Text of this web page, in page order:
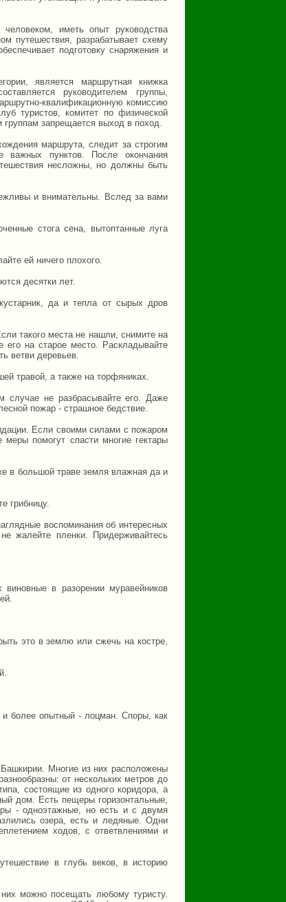
иметь опыт руководства
путешествия, разрабатывает схему
подготовку снаряжения и
является маршрутная книжка
руководителем группы,
квалификационную комиссию
туристов, комитет по физической
группам запрещается выход в поход.
маршрута, следит за строгим
важных пунктов. После окончания
несложны, но должны быть
и внимательны. Вслед за вами
стога сена, вытоптанные луга
ей ничего плохого.
десятки лет.
да и тепла от сырых дров
такого места не нашли, снимите на
его на старое место. Раскладывайте
ветви деревьев.
травой, а также на торфяниках.
случае не разбрасывайте его. Даже
пожар - страшное бедствие.
Если своими силами с пожаром
помогут спасти многие гектары
в большой траве земля влажная да и
грибницу.
воспоминания об интересных
жалейте пленки. Придерживайтесь
в разорении муравейников
это в землю или сжечь на костре,
и более опытный - лоцман. Споры, как
Многие из них расположены
от нескольких метров до
состоящие из одного коридора, а
дом. Есть пещеры горизонтальные,
- одноэтажные, но есть и с двумя
озера, есть и ледяные. Одни
ходов, с ответвлениями и
в глубь веков, в историю
можно посещать любому туристу.